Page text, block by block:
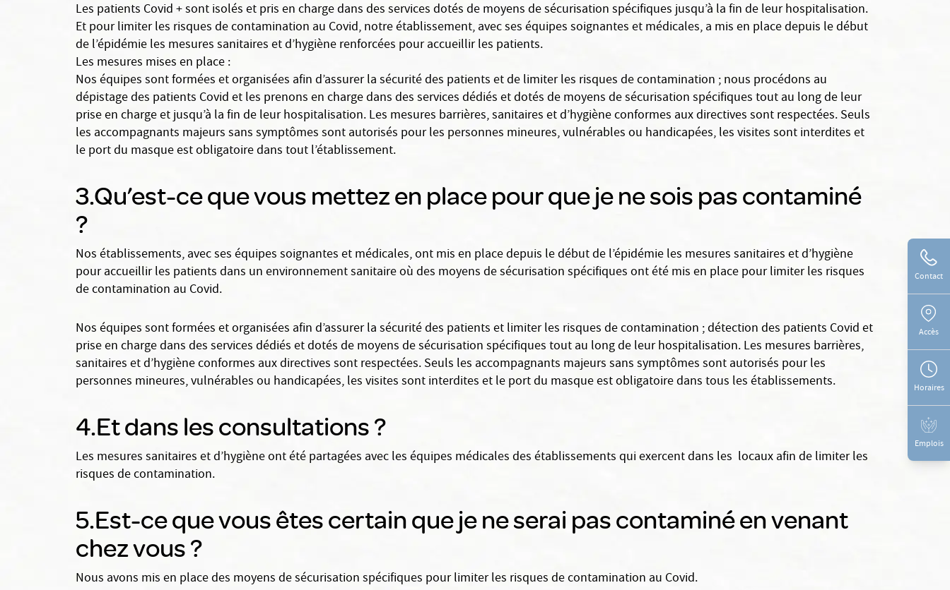
Les patients Covid + sont isolés et pris en charge dans des services dotés de moyens de sécurisation spécifiques jusqu’à la fin de leur hospitalisation.
Et pour limiter les risques de contamination au Covid, notre établissement, avec ses équipes soignantes et médicales, a mis en place depuis le début
de l’épidémie les mesures sanitaires et d’hygiène renforcées pour accueillir les patients.
Les mesures mises en place :
Nos équipes sont formées et organisées afin d’assurer la sécurité des patients et de limiter les risques de contamination ; nous procédons au
dépistage des patients Covid et les prenons en charge dans des services dédiés et dotés de moyens de sécurisation spécifiques tout au long de leur
prise en charge et jusqu’à la fin de leur hospitalisation. Les mesures barrières, sanitaires et d’hygiène conformes aux directives sont respectées. Seuls
les accompagnants majeurs sans symptômes sont autorisés pour les personnes mineures, vulnérables ou handicapées, les visites sont interdites et
le port du masque est obligatoire dans tout l’établissement.
3.Qu’est-ce que vous mettez en place pour que je ne sois pas contaminé
?
Nos établissements, avec ses équipes soignantes et médicales, ont mis en place depuis le début de l’épidémie les mesures sanitaires et d’hygiène
pour accueillir les patients dans un environnement sanitaire où des moyens de sécurisation spécifiques ont été mis en place pour limiter les risques
de contamination au Covid.
Nos équipes sont formées et organisées afin d’assurer la sécurité des patients et limiter les risques de contamination ; détection des patients Covid et
prise en charge dans des services dédiés et dotés de moyens de sécurisation spécifiques tout au long de leur hospitalisation. Les mesures barrières,
sanitaires et d’hygiène conformes aux directives sont respectées. Seuls les accompagnants majeurs sans symptômes sont autorisés pour les
personnes mineures, vulnérables ou handicapées, les visites sont interdites et le port du masque est obligatoire dans tous les établissements.
4.Et dans les consultations ?
Les mesures sanitaires et d’hygiène ont été partagées avec les équipes médicales des établissements qui exercent dans les locaux afin de limiter les
risques de contamination.
5.Est-ce que vous êtes certain que je ne serai pas contaminé en venant
chez vous ?
Nous avons mis en place des moyens de sécurisation spécifiques pour limiter les risques de contamination au Covid.
Contact
Accès
Horaires
Emplois